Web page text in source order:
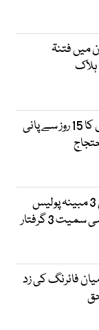
بلوچستان میں فتنۃ
کراچی: لائنز ایریا کے مکینوں کا 15 روز سے پانی
کراچی: مختلف علاقوں میں 3 مبینہ پولیس
3 گرفتار
فائرنگ کی زد